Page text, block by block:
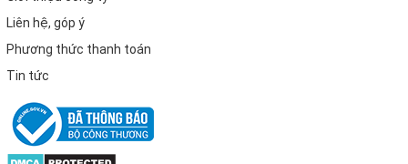
Liên hệ, góp ý
Phương thức thanh toán
Tin tức